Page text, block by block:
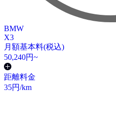
BMW
X3
月額基本料(税込)
50,240円~
距離料金
35円/km